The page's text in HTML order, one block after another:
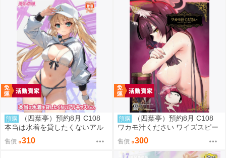
預購
（四葉亭）預約8月 C108
本当は水着を貸したくないアル
キャスちゃん いのうえとみい
售價 310
預購
（四葉亭）預約8月 C108
ワカモ汁ください ワイズスピー
售價 300